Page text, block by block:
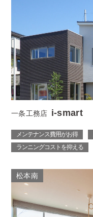
一条工務店 i-smart
メンテナンス費用がお得
ランニングコストを抑える
松本南